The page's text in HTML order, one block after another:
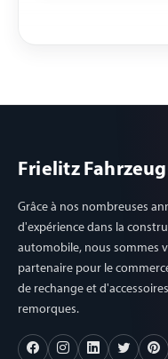
Frielitz
Grâce à nos nombreuses
d'expérience dans la
automobile, nous sommes
partenaire pour le
de rechange et
remorques.